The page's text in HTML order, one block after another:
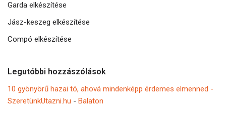
Garda elkészítése
Jász-keszeg elkészítése
Compó elkészítése
Legutóbbi hozzászólások
10 gyönyörű hazai tó, ahová mindenképp érdemes elmenned -
SzeretünkUtazni.hu - Balaton